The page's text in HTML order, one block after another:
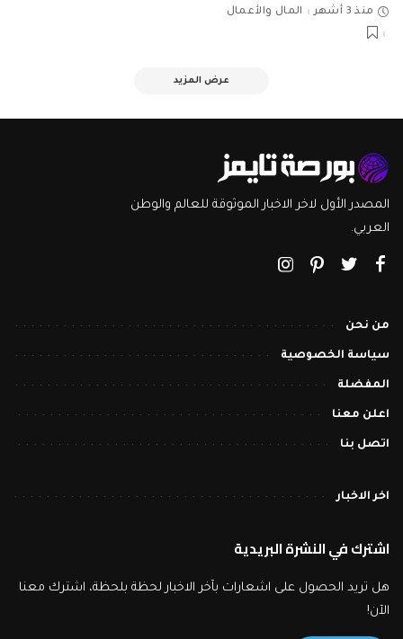
منذ 3 أشهر المال والأعمال
عرض المزيد
المصدر الأول لاخر الاخبار الموثوقة للعالم والوطن
العربي.
من نحن
سياسة الخصوصية
المفضلة
اعلن معنا
اتصل بنا
اخر الاخبار
اشترك في النشرة البريدية
هل تريد الحصول على اشعارات بآخر الاخبار لحظة بلحظة، اشترك معنا
الآن!